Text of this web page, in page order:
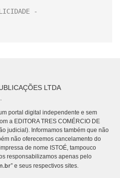
LTDA
portal digital independente e sem
a EDITORA TRES COMÉRCIO DE
judicial). Informamos também que não
não oferecemos cancelamento do
de nome ISTOÉ, tampouco
responsabilizamos apenas pelo
” e seus respectivos sites.